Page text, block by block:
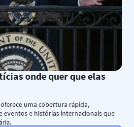
onde quer que elas
uma cobertura rápida,
eventos e histórias internacionais que